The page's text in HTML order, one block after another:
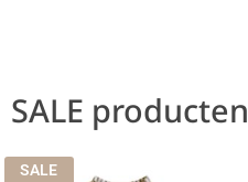
SALE producten
SALE